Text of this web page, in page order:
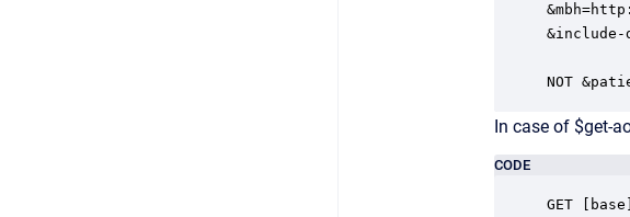
NOT
In case of $get-
CODE
GET